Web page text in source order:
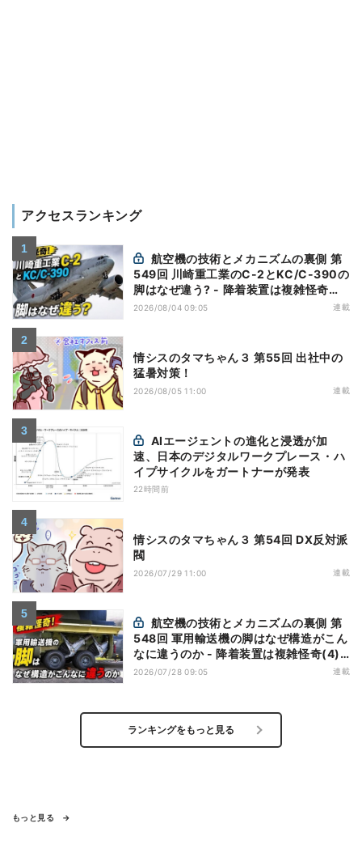
アクセスランキング
549回 川崎重工業のC-2とKC/C-390の
脚はなぜ違う? - 降着装置は複雑怪奇
(5)|軍用輸送機(10)
2026/08/04 09:05 連載
情シスのタマちゃん３ 第55回 出社中の
猛暑対策！
2026/08/05 11:00 連載
速、日本のデジタルワークプレース・ハ
イプサイクルをガートナーが発表
22時間前
情シスのタマちゃん３ 第54回 DX反対派
閥
2026/07/29 11:00 連載
548回 軍用輸送機の脚はなぜ構造がこん
なに違うのか - 降着装置は複雑怪奇(4)|
軍用輸送機(9)
2026/07/28 09:05 連載
ランキングをもっと見る
もっと見る